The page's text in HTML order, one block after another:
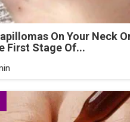
On Your Neck
First Stage Of...